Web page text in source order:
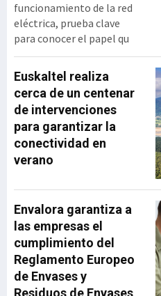
funcionamiento de la red
eléctrica, prueba clave
para conocer el papel qu
Euskaltel realiza
cerca de un centenar
de intervenciones
para garantizar la
conectividad en
verano
Envalora garantiza a
las empresas el
cumplimiento del
Reglamento Europeo
de Envases y
Residuos de Envases